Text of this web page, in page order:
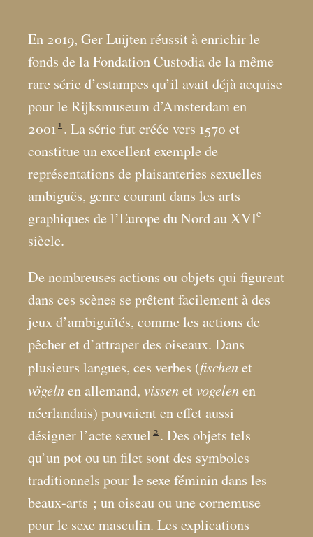
En 2019, Ger Luijten réussit à enrichir le
fonds de la Fondation Custodia de la même
rare série d’estampes qu’il avait déjà acquise
pour le Rijksmuseum d’Amsterdam en
2001 1 . La série fut créée vers 1570 et
constitue un excellent exemple de
représentations de plaisanteries sexuelles
ambiguës, genre courant dans les arts
graphiques de l’Europe du Nord au XVIe
siècle.
De nombreuses actions ou objets qui figurent
dans ces scènes se prêtent facilement à des
jeux d’ambiguïtés, comme les actions de
pêcher et d’attraper des oiseaux. Dans
plusieurs langues, ces verbes (fischenet
vögelnen allemand, vissenetvogelenen
néerlandais) pouvaient en effet aussi
désigner l’acte sexuel 2 . Des objets tels
qu’un pot ou un filet sont des symboles
traditionnels pour le sexe féminin dans les
beaux-arts ; un oiseau ou une cornemuse
pour le sexe masculin. Les explications